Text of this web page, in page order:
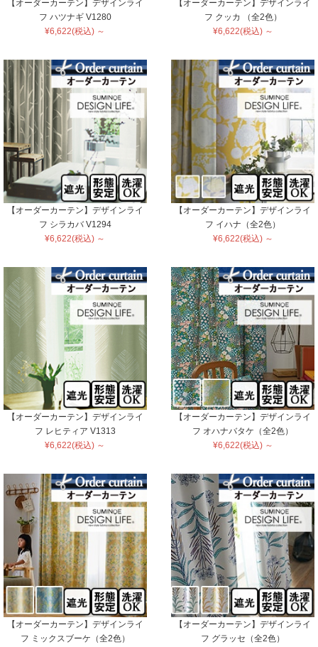
【オーダーカーテン】デザインライ
フ ハツナギ V1280
¥6,622(税込) ～
【オーダーカーテン】デザインライ
フ クッカ （全2色）
¥6,622(税込) ～
【オーダーカーテン】デザインライ
フ シラカバ V1294
¥6,622(税込) ～
【オーダーカーテン】デザインライ
フ イハナ（全2色）
¥6,622(税込) ～
【オーダーカーテン】デザインライ
フ レヒティア V1313
¥6,622(税込) ～
【オーダーカーテン】デザインライ
フ オハナバタケ（全2色）
¥6,622(税込) ～
【オーダーカーテン】デザインライ
フ ミックスブーケ（全2色）
【オーダーカーテン】デザインライ
フ グラッセ（全2色）